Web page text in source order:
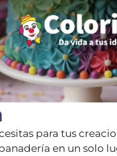
para tus
en un solo